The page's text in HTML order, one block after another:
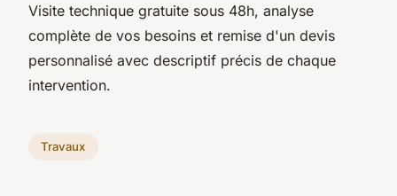
Visite technique gratuite sous 48h, analyse
complète de vos besoins et remise d'un devis
personnalisé avec descriptif précis de chaque
intervention.
Travaux